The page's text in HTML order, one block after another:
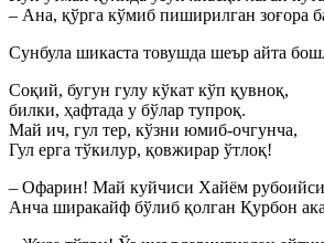
– Ана, қўрга кўмиб пиширилган зоғора
Cунбула шикаста товушда шеър айта
Cоқий, бугун гулу кўкат кўп қувноқ,
билки, ҳафтада у бўлар тупроқ.
Май ич, гул тер, кўзни юмиб-очгунча,
Гул ерга тўкилур, қовжирар ўтлоқ!
– Офарин! Май куйчиси Хайём
Анча ширакайф бўлиб қолган Қурбон